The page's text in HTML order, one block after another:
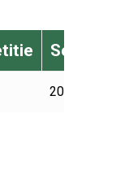
Seizoen
2022-2023